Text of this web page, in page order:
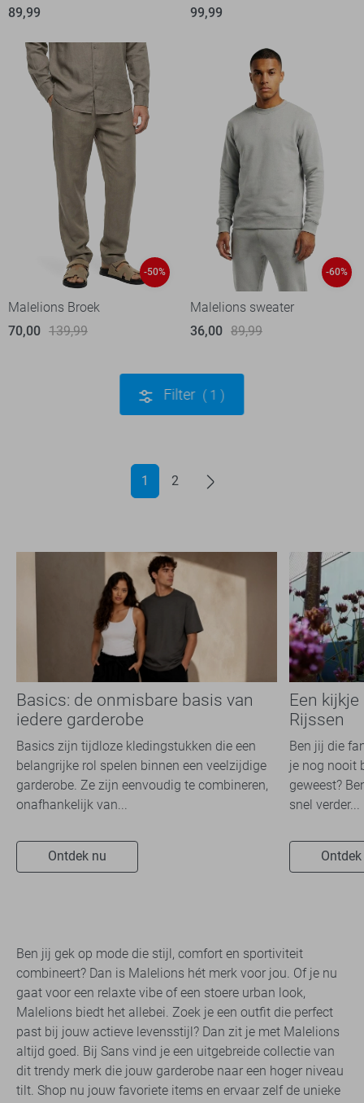
89,99
99,99
-50%
Malelions Broek
70,00 139,99
-60%
Malelions sweater
36,00 89,99
Filter 1
1 2
Basics: de onmisbare basis van
iedere garderobe
Basics zijn tijdloze kledingstukken die een
belangrijke rol spelen binnen een veelzijdige
garderobe. Ze zijn eenvoudig te combineren,
onafhankelijk van...
Ontdek nu
Een
Rijssen
Ben jij die
je nog nooit
geweest?
snel verder...
Ben jij gek op mode die stijl, comfort en sportiviteit
combineert? Dan is Malelions hét merk voor jou. Of je nu
gaat voor een relaxte vibe of een stoere urban look,
Malelions biedt het allebei. Zoek je een outfit die perfect
past bij jouw actieve levensstijl? Dan zit je met Malelions
altijd goed. Bij Sans vind je een uitgebreide collectie van
dit trendy merk die jouw garderobe naar een hoger niveau
tilt. Shop nu jouw favoriete items en ervaar zelf de unieke